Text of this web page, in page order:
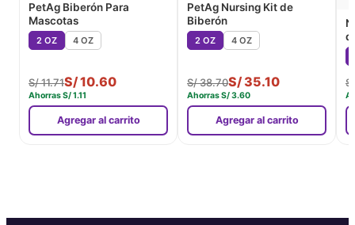
PetAg Biberón Para
Mascotas
2 OZ 4 OZ
S/11.71S/10.60
AhorrasS/1.11
Agregar al carrito
PetAg Nursing Kit de
Biberón
2 OZ 4 OZ
S/38.70S/ 35.10
AhorrasS/3.60
Agregar al carrito
S/